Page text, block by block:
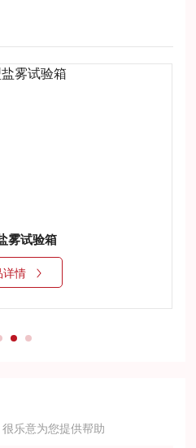
雾试验箱
详情
乐意为您提供帮助